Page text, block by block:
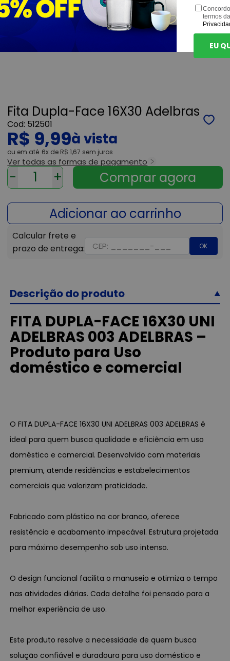
Fita Dupla-Face 16X30 Adelbras
512501
R$ 9,99
ou 6x de R$ 1,67 sem juros
Ver todas as formas de pagamento
- +
OK
Descrição do produto
FITA DUPLA-FACE 16X30 UNI
ADELBRAS 003 ADELBRAS –
Produto para Uso
doméstico e comercial
O FITA DUPLA-FACE 16X30 UNI ADELBRAS 003 ADELBRAS é
ideal para quem busca qualidade e eficiência em uso
doméstico e comercial. Desenvolvido com materiais
premium, atende residências e estabelecimentos
comerciais que valorizam praticidade.
Fabricado com plástico na cor branco, oferece
resistência e acabamento impecável. Estrutura projetada
para máximo desempenho sob uso intenso.
O design funcional facilita o manuseio e otimiza o tempo
nas atividades diárias. Cada detalhe foi pensado para a
melhor experiência de uso.
Este produto resolve a necessidade de quem busca
solução confiável e duradoura para uso doméstico e
termos
EU